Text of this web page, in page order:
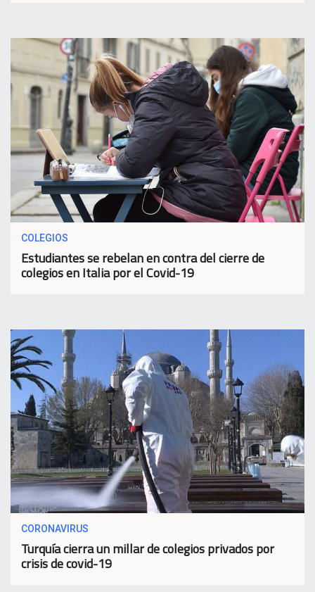
COLEGIOS
Estudiantes se rebelan en contra del cierre de
colegios en Italia por el Covid-19
CORONAVIRUS
Turquía cierra un millar de colegios privados por
crisis de covid-19